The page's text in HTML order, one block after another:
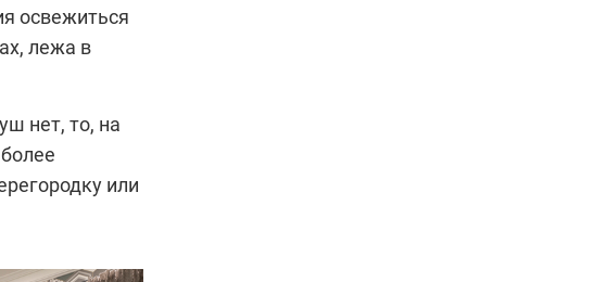
освежиться
лежа в
нет, то, на
или